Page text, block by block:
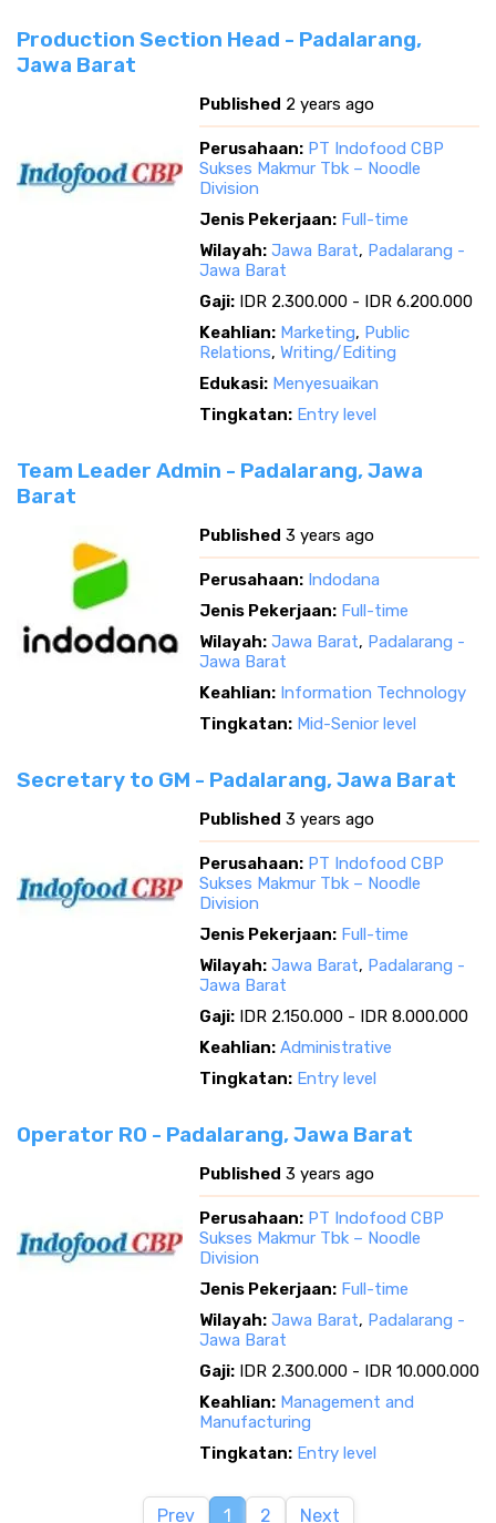
Production Section Head - Padalarang,
Jawa Barat
Published 2 years ago
Perusahaan: PT Indofood CBP
Sukses Makmur Tbk – Noodle
Division
Jenis Pekerjaan: Full-time
Wilayah: Jawa Barat, Padalarang -
Jawa Barat
Gaji: IDR 2.300.000 - IDR 6.200.000
Keahlian: Marketing, Public
Relations, Writing/Editing
Edukasi: Menyesuaikan
Tingkatan: Entry level
Team Leader Admin - Padalarang, Jawa
Barat
Published 3 years ago
Perusahaan: Indodana
Jenis Pekerjaan: Full-time
Wilayah: Jawa Barat, Padalarang -
Jawa Barat
Keahlian: Information Technology
Tingkatan: Mid-Senior level
Secretary to GM - Padalarang, Jawa Barat
Published 3 years ago
Perusahaan: PT Indofood CBP
Sukses Makmur Tbk – Noodle
Division
Jenis Pekerjaan: Full-time
Wilayah: Jawa Barat, Padalarang -
Jawa Barat
Gaji: IDR 2.150.000 - IDR 8.000.000
Keahlian: Administrative
Tingkatan: Entry level
Operator RO - Padalarang, Jawa Barat
Published 3 years ago
Perusahaan: PT Indofood CBP
Sukses Makmur Tbk – Noodle
Division
Jenis Pekerjaan: Full-time
Wilayah: Jawa Barat, Padalarang -
Jawa Barat
Gaji: IDR 2.300.000 - IDR 10.000.000
Keahlian: Management and
Manufacturing
Tingkatan: Entry level
Prev 1 2 Next